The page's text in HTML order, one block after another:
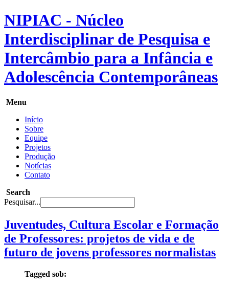
NIPIAC - Núcleo
Interdisciplinar de Pesquisa e
Intercâmbio para a Infância e
Adolescência Contemporâneas
Menu
Início
Sobre
Equipe
Projetos
Produção
Notícias
Contato
Search
Pesquisar...
Juventudes, Cultura Escolar e Formação
de Professores: projetos de vida e de
futuro de jovens professores normalistas
Tagged sob: